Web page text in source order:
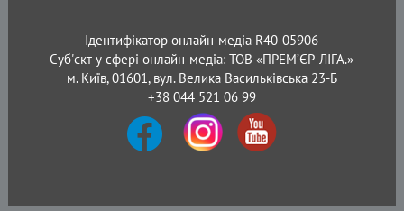
Ідентифікатор онлайн-медіа R40-05906
Суб'єкт у сфері онлайн-медіа: ТОВ «ПРЕМ’ЄР-ЛІГА.»
м. Київ, 01601, вул. Велика Васильківська 23-Б
+38 044 521 06 99